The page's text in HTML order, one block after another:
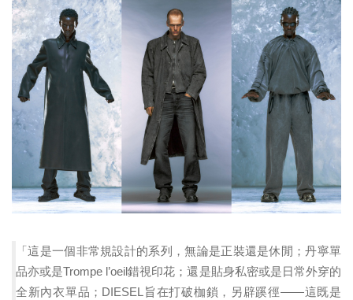
「這是一個非常規設計的系列，無論是正裝還是休閒；丹寧單
品亦或是Trompe l’oeil錯視印花；還是貼身私密或是日常外穿的
全新內衣單品；DIESEL旨在打破枷鎖，另辟蹊徑——這既是